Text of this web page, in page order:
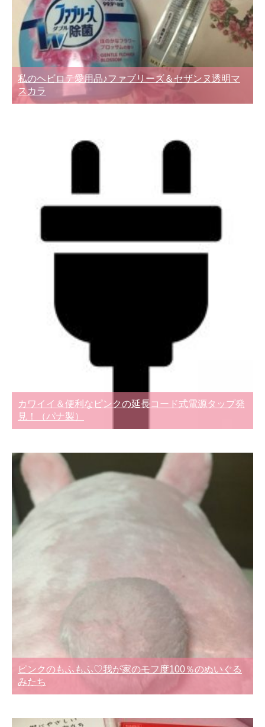
私のヘビロテ愛用品♪ファブリーズ＆セザンヌ透明マ
スカラ
カワイイ＆便利なピンクの延長コード式電源タップ発
見！（パナ製）
ピンクのもふもふ♡我が家のモフ度100％のぬいぐる
みたち